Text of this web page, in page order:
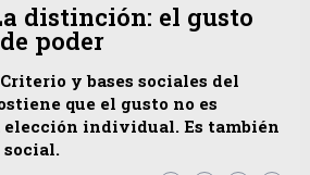
distinción: el gusto
poder
y bases sociales del
que el gusto no es
individual. Es también